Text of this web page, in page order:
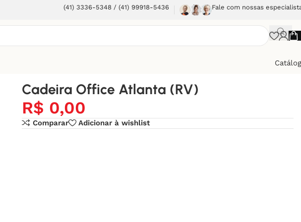
(41) 3336-5348 / (41) 99918-5436 Fale com nossas
Cadeira Office Atlanta (RV)
R$ 0,00
Comparar Adicionar à wishlist